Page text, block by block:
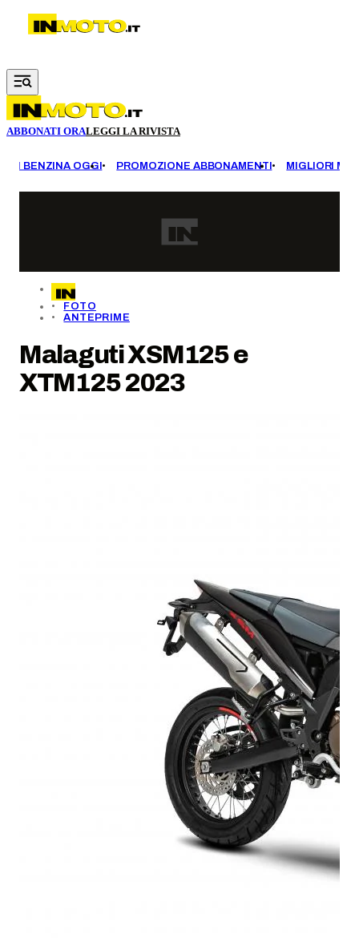
Vai al contenuto principale
ABBONATI ORALEGGI LA RIVISTA
BENZINA OGGI PROMOZIONE ABBONAMENTI MIGLIORI
FOTO
ANTEPRIME
Malaguti XSM125 e
XTM125 2023